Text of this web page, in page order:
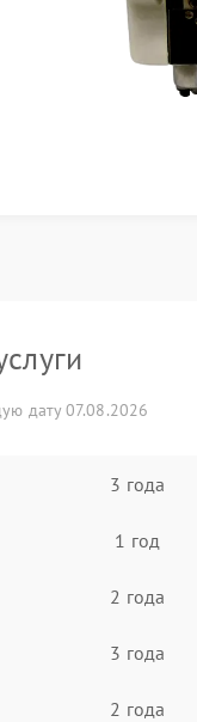
дату 07.08.2026
3 года
1 год
2 года
3 года
2 года